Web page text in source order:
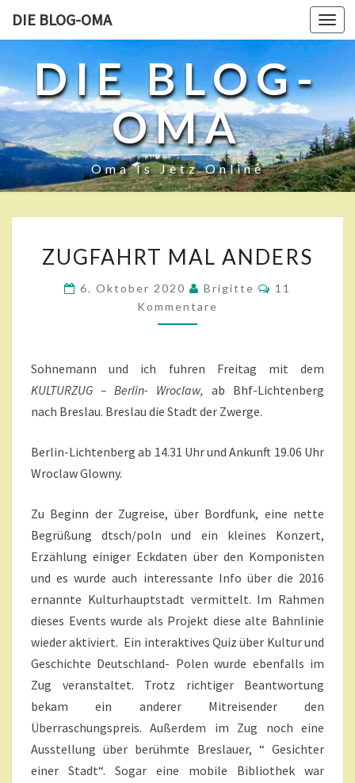
DIE BLOG-OMA
DIE BLOG-
OMA
Oma Is Jetz Online
U
F
A
H
T
M
A
L
N
S
?
>
ZUGFAHRT MAL ANDERS
6. Oktober 2020 Brigitte
K
O
A
E
11
Kommentare
Sohnemann und ich fuhren Freitag mit dem
KULTURZUG – Berlin- Wroclaw, ab Bhf-Lichtenberg
nach Breslau. Breslau die Stadt der Zwerge.
Berlin-Lichtenberg ab 14.31 Uhr und Ankunft 19.06 Uhr
Wroclaw Glowny.
Zu Beginn der Zugreise, über Bordfunk, eine nette
Begrüßung dtsch/poln und ein kleines Konzert,
Erzählung einiger Eckdaten über den Komponisten
und es wurde auch interessante Info über die 2016
ernannte Kulturhauptstadt vermittelt. Im Rahmen
dieses Events wurde als Projekt diese alte Bahnlinie
wieder aktiviert. Ein interaktives Quiz über Kultur und
Geschichte Deutschland- Polen wurde ebenfalls im
Zug veranstaltet. Trotz richtiger Beantwortung
bekam ein anderer Mitreisender den
Überraschungspreis. Außerdem im Zug noch eine
Ausstellung über berühmte Breslauer, “ Gesichter
einer Stadt“. Sogar eine mobile Bibliothek war